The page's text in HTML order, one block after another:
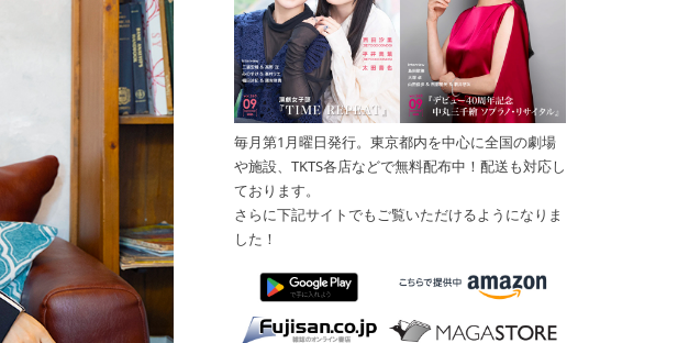
毎月第1月曜日発行。東京都内を中心に全国の劇場
や施設、TKTS各店などで無料配布中！配送も対応し
ております。
さらに下記サイトでもご覧いただけるようになりま
した！